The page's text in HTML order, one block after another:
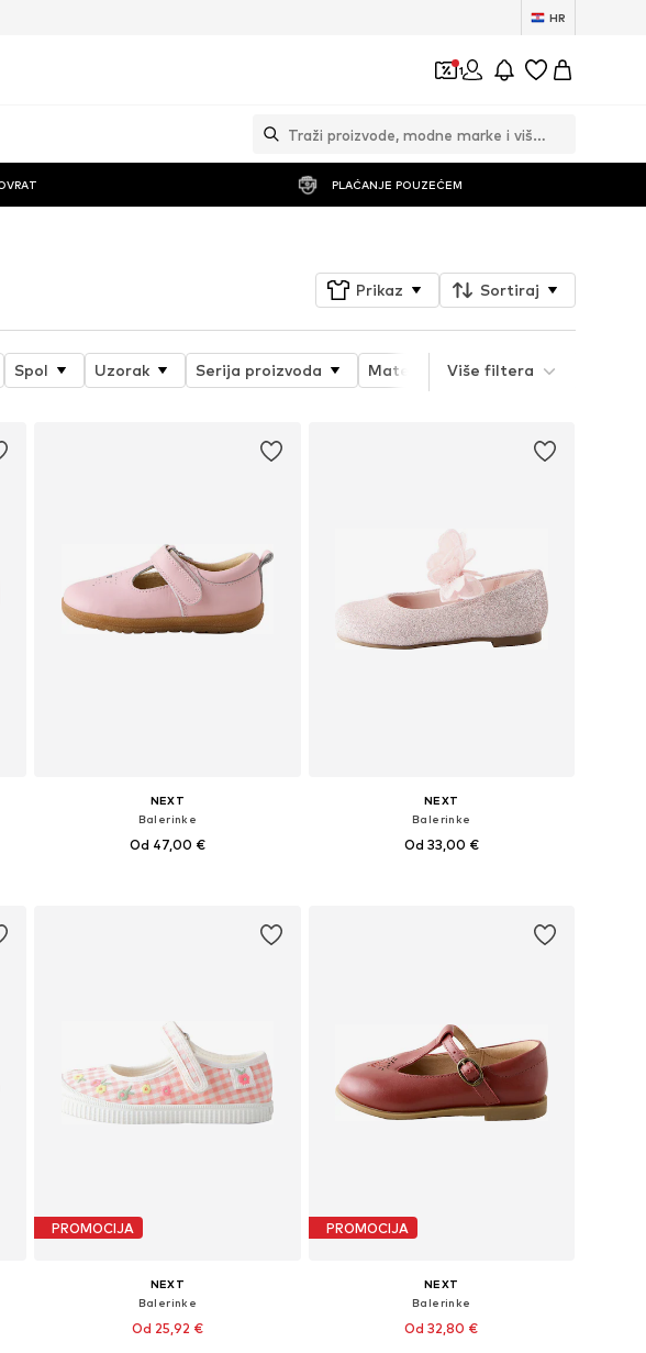
HR
1
PLAĆANJE POUZEĆEM
Prikaz Sortiraj
Spol Uzorak Serija proizvoda Materijal Visina potpetice
Više filtera
NEXT
Balerinke
Od 47,00 €
NEXT
Balerinke
Od 33,00 €
PROMOCIJA
NEXT
Balerinke
Od 25,92 €
PROMOCIJA
NEXT
Balerinke
Od 32,80 €